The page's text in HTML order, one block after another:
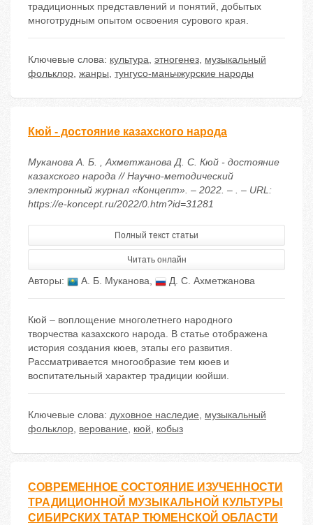
традиционных представлений и понятий, добытых
многотрудным опытом освоения сурового края.
Ключевые слова: культура, этногенез, музыкальный
фольклор, жанры, тунгусо-маньчжурские народы
Кюй - достояние казахского народа
Муканова А. Б. , Ахметжанова Д. С. Кюй - достояние
казахского народа // Научно-методический
электронный журнал «Концепт». – 2022. – . – URL:
https://e-koncept.ru/2022/0.htm?id=31281
Полный текст статьи
Читать онлайн
Авторы: А. Б. Муканова, Д. С. Ахметжанова
Кюй – воплощение многолетнего народного
творчества казахского народа. В статье отображена
история создания кюев, этапы его развития.
Рассматривается многообразие тем кюев и
воспитательный характер традиции кюйши.
Ключевые слова: духовное наследие, музыкальный
фольклор, верование, кюй, кобыз
СОВРЕМЕННОЕ СОСТОЯНИЕ ИЗУЧЕННОСТИ
ТРАДИЦИОННОЙ МУЗЫКАЛЬНОЙ КУЛЬТУРЫ
СИБИРСКИХ ТАТАР ТЮМЕНСКОЙ ОБЛАСТИ